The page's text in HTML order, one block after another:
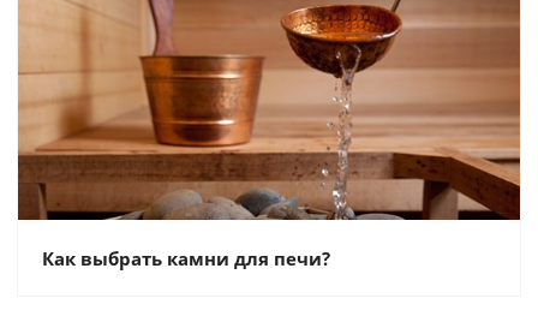
Как выбрать камни для печи?